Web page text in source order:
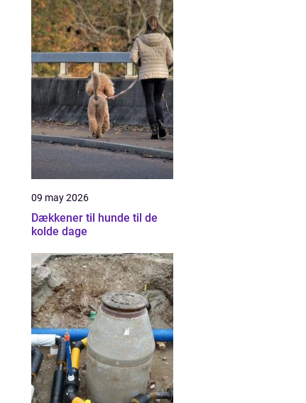
09 may 2026
Dækkener til hunde til de
kolde dage